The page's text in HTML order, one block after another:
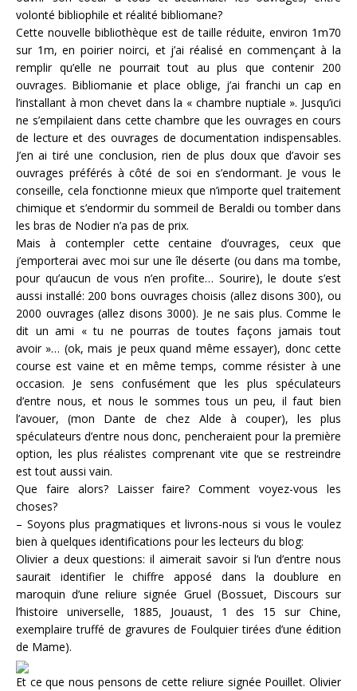
volonté bibliophile et réalité bibliomane?
Cette nouvelle bibliothèque est de taille réduite, environ 1m70
sur 1m, en poirier noirci, et j’ai réalisé en commençant à la
remplir qu’elle ne pourrait tout au plus que contenir 200
ouvrages. Bibliomanie et place oblige, j’ai franchi un cap en
l’installant à mon chevet dans la « chambre nuptiale ». Jusqu’ici
ne s’empilaient dans cette chambre que les ouvrages en cours
de lecture et des ouvrages de documentation indispensables.
J’en ai tiré une conclusion, rien de plus doux que d’avoir ses
ouvrages préférés à côté de soi en s’endormant. Je vous le
conseille, cela fonctionne mieux que n’importe quel traitement
chimique et s’endormir du sommeil de Beraldi ou tomber dans
les bras de Nodier n’a pas de prix.
Mais à contempler cette centaine d’ouvrages, ceux que
j’emporterai avec moi sur une île déserte (ou dans ma tombe,
pour qu’aucun de vous n’en profite… Sourire), le doute s’est
aussi installé: 200 bons ouvrages choisis (allez disons 300), ou
2000 ouvrages (allez disons 3000). Je ne sais plus. Comme le
dit un ami « tu ne pourras de toutes façons jamais tout
avoir »… (ok, mais je peux quand même essayer), donc cette
course est vaine et en même temps, comme résister à une
occasion. Je sens confusément que les plus spéculateurs
d’entre nous, et nous le sommes tous un peu, il faut bien
l’avouer, (mon Dante de chez Alde à couper), les plus
spéculateurs d’entre nous donc, pencheraient pour la première
option, les plus réalistes comprenant vite que se restreindre
est tout aussi vain.
Que faire alors? Laisser faire? Comment voyez-vous les
choses?
– Soyons plus pragmatiques et livrons-nous si vous le voulez
bien à quelques identifications pour les lecteurs du blog:
Olivier a deux questions: il aimerait savoir si l’un d’entre nous
saurait identifier le chiffre apposé dans la doublure en
maroquin d’une reliure signée Gruel (Bossuet, Discours sur
l’histoire universelle, 1885, Jouaust, 1 des 15 sur Chine,
exemplaire truffé de gravures de Foulquier tirées d’une édition
de Mame).
Et ce que nous pensons de cette reliure signée Pouillet. Olivier